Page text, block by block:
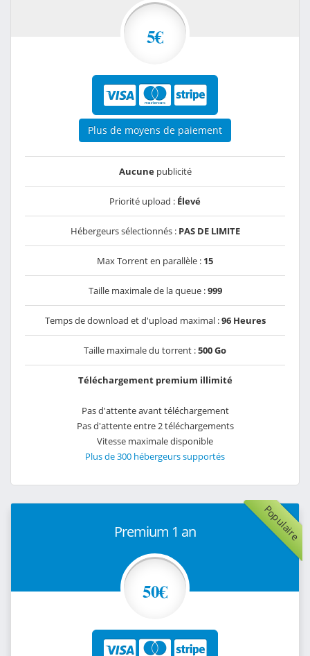
5€
Plus de moyens de paiement
Aucunepublicité
Priorité upload : Élevé
Hébergeurs sélectionnés : PAS DE LIMITE
Max Torrent en parallèle : 15
Taille maximale de la queue :999
Temps de download et d'upload maximal :96 Heures
Taille maximale du torrent :500 Go
Téléchargement premium illimité
Pas d'attente avant téléchargement
Pas d'attente entre 2 téléchargements
Vitesse maximale disponible
Plus de 300 hébergeurs supportés
Populaire
Premium 1 an
50€